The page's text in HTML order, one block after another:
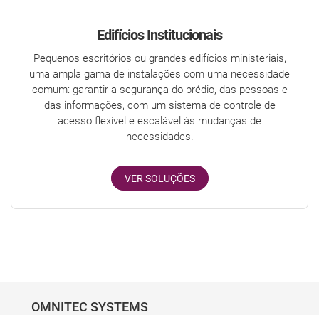
Edifícios Institucionais
Pequenos escritórios ou grandes edifícios ministeriais,
uma ampla gama de instalações com uma necessidade
comum: garantir a segurança do prédio, das pessoas e
das informações, com um sistema de controle de
acesso flexível e escalável às mudanças de
necessidades.
VER SOLUÇÕES
OMNITEC SYSTEMS